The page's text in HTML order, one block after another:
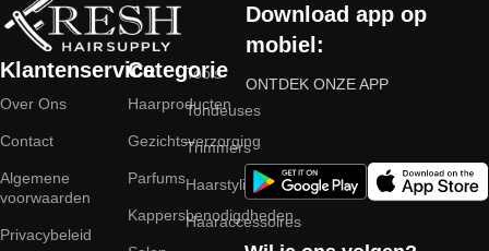
Klantenservice
Over Ons
Contact
Algemene
voorwaarden
Privacybeleid
Categorie
Haarproducten
Gezichtsverzorging
Parfums
Kappersbenodigdheden
Tools
Tondeuses
Trimmers
Haarstyling
Haaraccessoires
Download app op
mobiel:
ONTDEK ONZE APP